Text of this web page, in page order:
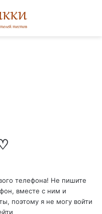
телефона! Не пишите
вместе с ним и
поэтому я не могу войти